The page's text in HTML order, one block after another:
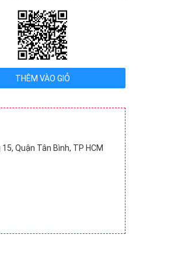
Quận Tân Bình, TP HCM